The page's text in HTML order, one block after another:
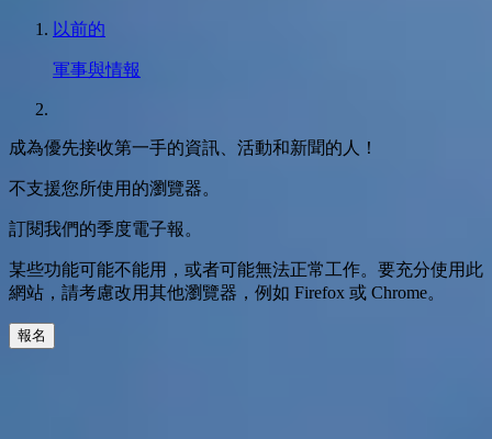
以前的
軍事與情報
成為優先接收第一手的資訊、活動和新聞的人！
不支援您所使用的瀏覽器。
訂閱我們的季度電子報。
某些功能可能不能用，或者可能無法正常工作。要充分使用此
網站，請考慮改用其他瀏覽器，例如 Firefox 或 Chrome。
報名